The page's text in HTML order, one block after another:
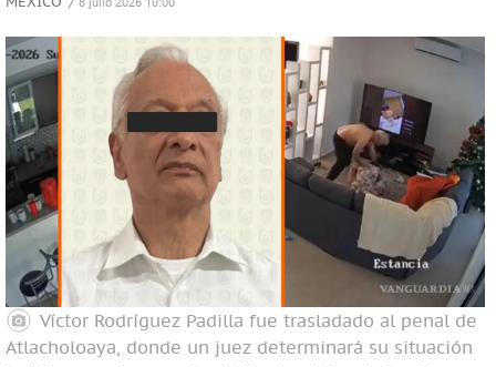
Víctor Rodríguez Padilla fue trasladado al penal de
Atlacholoaya, donde un juez determinará su situación